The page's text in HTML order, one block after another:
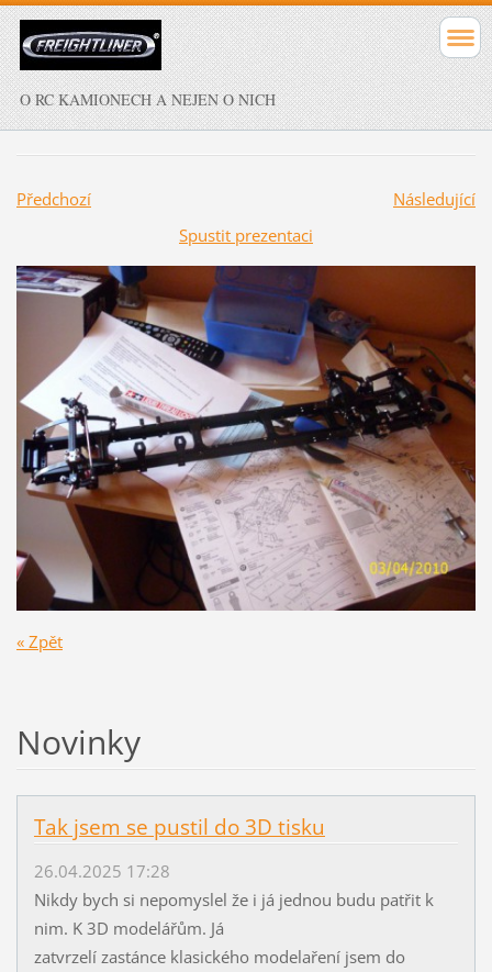
O RC KAMIONECH A NEJEN O NICH
Předchozí
Následující
Spustit prezentaci
« Zpět
Novinky
Tak jsem se pustil do 3D tisku
26.04.2025 17:28
Nikdy bych si nepomyslel že i já jednou budu patřit k
nim. K 3D modelářům. Já
zatvrzelí zastánce klasického modelaření jsem do